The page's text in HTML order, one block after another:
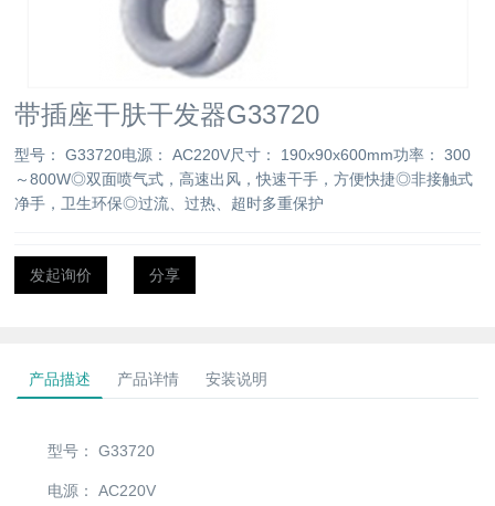
带插座干肤干发器G33720
型号： G33720电源： AC220V尺寸： 190x90x600mm功率： 300
～800W◎双面喷气式，高速出风，快速干手，方便快捷◎非接触式
净手，卫生环保◎过流、过热、超时多重保护
发起询价 分享
产品描述 产品详情 安装说明
型号： G33720
电源： AC220V